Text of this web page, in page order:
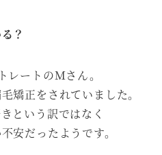
？
ートのＭさん。
矯正をされていました。
という訳ではなく
安だったようです。